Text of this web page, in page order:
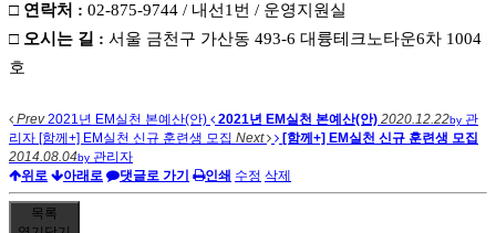
□ 연락처 : 02-875-9744 / 내선1번 / 운영지원실
□ 오시는 길 : 서울 금천구 가산동 493-6 대륭테크노타운6차 1004
호
Prev2021년 EM실천 본예산(안) 2021년 EM실천 본예산(안) 2020.12.22by 관
리자 [함께+] EM실천 신규 훈련생 모집 Next
[함께+] EM실천 신규 훈련생 모집
2014.08.04by 관리자
위로
아래로 댓글로 가기 인쇄 수정 삭제
목록